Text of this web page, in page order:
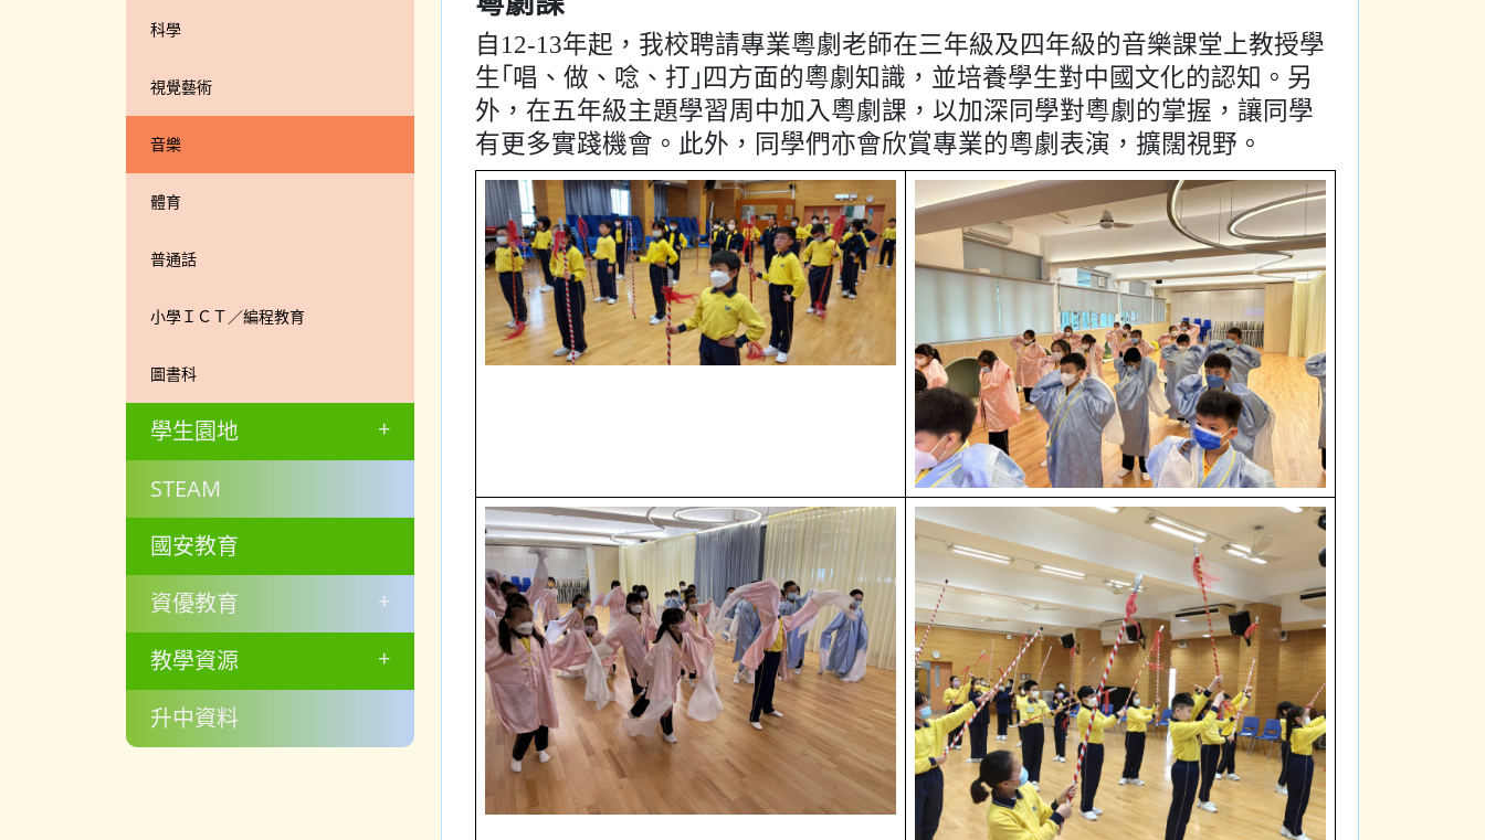
科學
視覺藝術
音樂
體育
普通話
小學ＩＣＴ／編程教育
圖書科
學生園地
+
STEAM
國安教育
資優教育
+
教學資源
+
升中資料
自12-13年起，我校聘請專業粵劇老師在三年級及四年級的音樂課堂上教授學
生｢唱、做、唸、打｣四方面的粵劇知識，並培養學生對中國文化的認知。另
外，在五年級主題學習周中加入粵劇課，以加深同學對粵劇的掌握，讓同學
有更多實踐機會。此外，同學們亦會欣賞專業的粵劇表演，擴闊視野。